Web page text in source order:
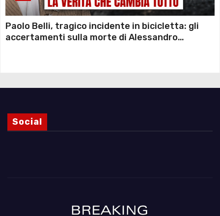
Paolo Belli, tragico incidente in bicicletta: gli
accertamenti sulla morte di Alessandro
Social